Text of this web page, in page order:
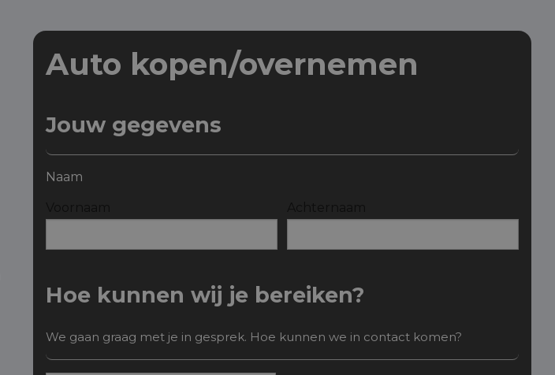
Auto kopen/overnemen
Jouw gegevens
Naam
Hoe kunnen wij je bereiken?
We gaan graag met je in gesprek. Hoe kunnen we in contact komen?